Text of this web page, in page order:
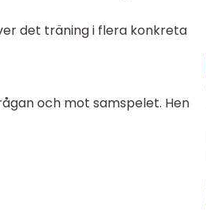
det träning i flera konkreta
och mot samspelet. Hen